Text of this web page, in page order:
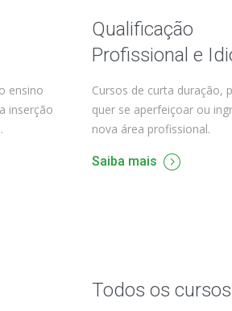
ensino
inserção
Qualificação
Profissional e
Cursos de curta duração,
quer se aperfeiçoar ou
nova área profissional.
Saiba mais
Todos os cursos